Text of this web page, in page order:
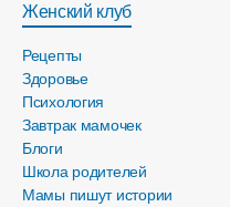
Женский клуб
Рецепты
Здоровье
Психология
Завтрак мамочек
Блоги
Школа родителей
Мамы пишут истории